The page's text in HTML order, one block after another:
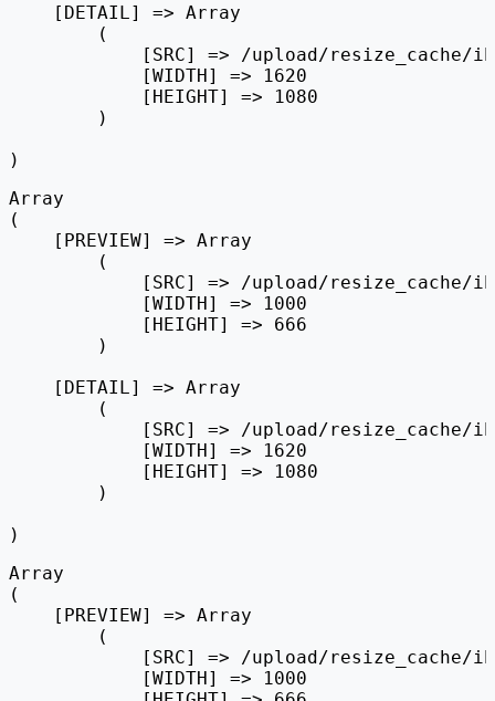
    [DETAIL] => Array
        (
[SRC] => /upload/resize_cache/
            [WIDTH] => 1620
            [HEIGHT] => 1080
        )
Array
(
    [PREVIEW] => Array
        (
[SRC] => /upload/resize_cache/
            [WIDTH] => 1000
            [HEIGHT] => 666
        )
    [DETAIL] => Array
        (
[SRC] => /upload/resize_cache/
            [WIDTH] => 1620
            [HEIGHT] => 1080
        )
Array
(
    [PREVIEW] => Array
        (
[SRC] => /upload/resize_cache/
            [WIDTH] => 1000